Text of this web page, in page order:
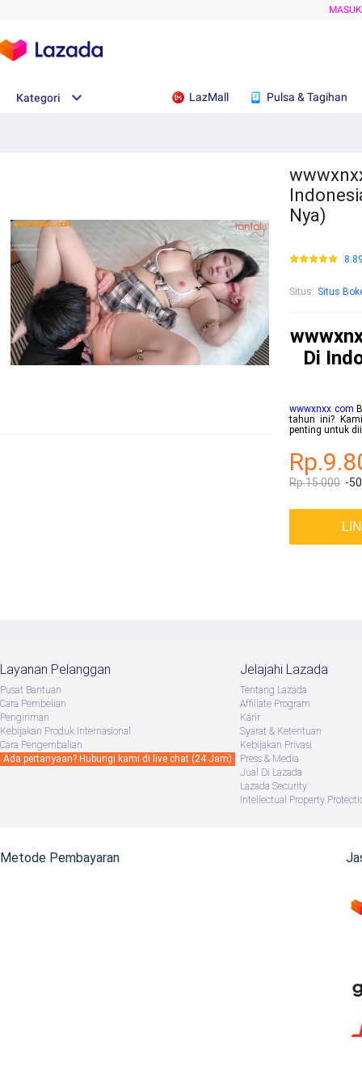
Kategori LazMall Pulsa & Tagihan
Nya)
Situs: Situs
Di
wwwxnxx com
tahun ini?
penting untuk
Rp.15.000 -
Layanan Pelanggan
Pusat Bantuan
Cara Pembelian
Pengiriman
Kebijakan Produk Internasional
Cara Pengembalian
Ada pertanyaan? Hubungi kami di live chat (24 Jam)
Jelajahi Lazada
Tentang Lazada
Afﬁliate Program
Karir
Syarat & Ketentuan
Kebijakan Privasi
Press & Media
Jual Di Lazada
Lazada Security
Intellectual Property
Metode Pembayaran